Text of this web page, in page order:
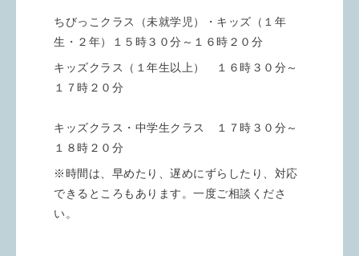
ちびっこクラス（未就学児）・キッズ（１年
生・２年）１５時３０分～１６時２０分
キッズクラス（１年生以上） １６時３０分～
１７時２０分
キッズクラス・中学生クラス １７時３０分～
１８時２０分
※時間は、早めたり、遅めにずらしたり、対応
できるところもあります。一度ご相談くださ
い。